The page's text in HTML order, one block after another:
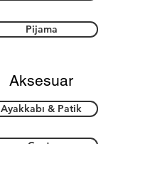
Pijama
Aksesuar
Ayakkabı & Patik
Çanta